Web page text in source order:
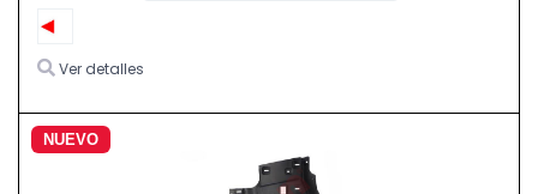
Ver detalles
NUEVO